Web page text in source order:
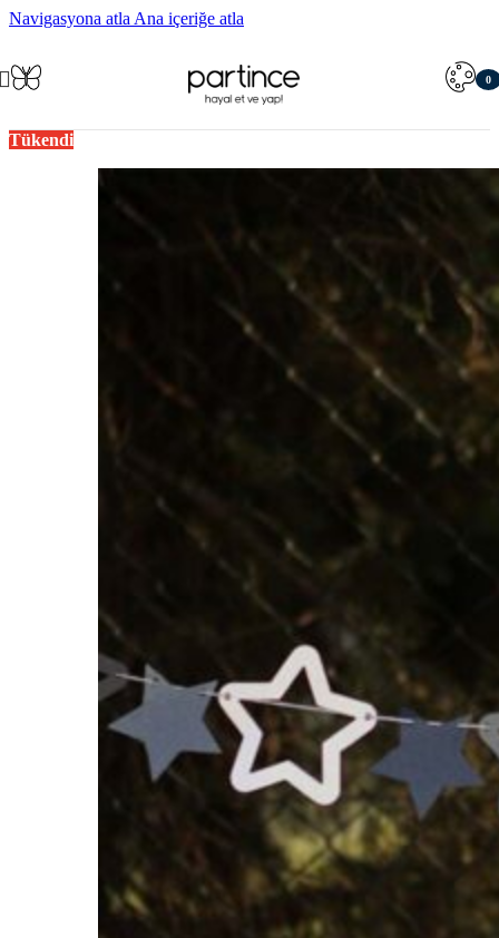
Navigasyona atla Ana içeriğe atla
0
Tükendi